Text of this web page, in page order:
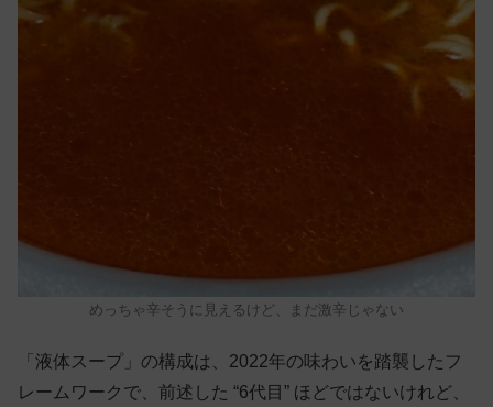
めっちゃ辛そうに見えるけど、まだ激辛じゃない
「液体スープ」の構成は、2022年の味わいを踏襲したフ
レームワークで、前述した “6代目” ほどではないけれど、